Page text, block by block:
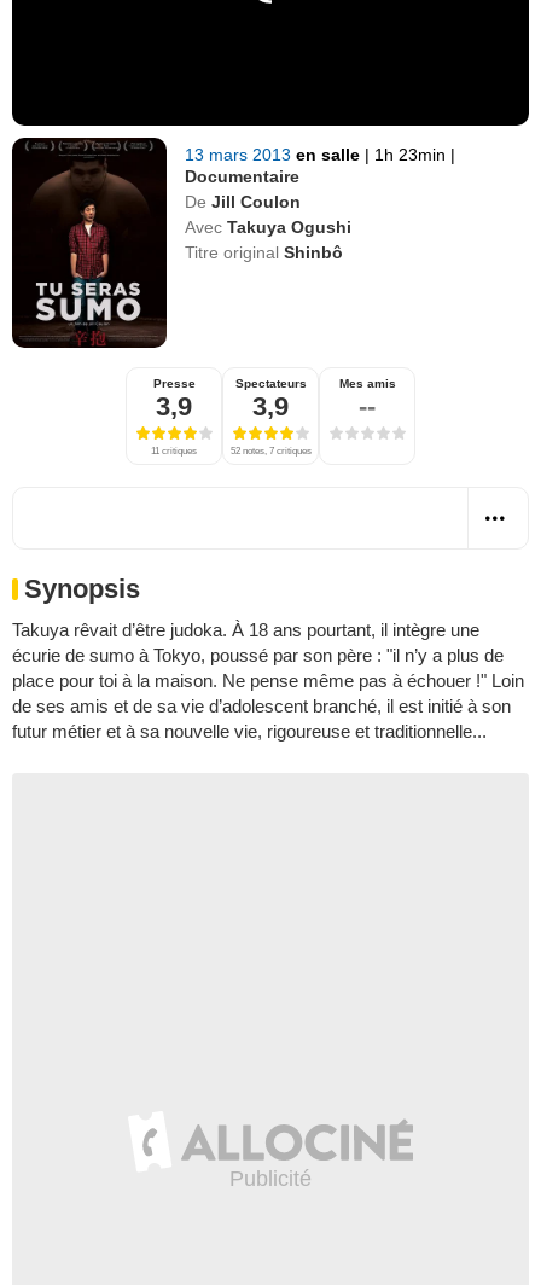
13 mars 2013en salle | 1h 23min |
Documentaire
De Jill Coulon
Avec Takuya Ogushi
Titre originalShinbô
Presse
3,9
11 critiques
Spectateurs
3,9
52 notes, 7 critiques
Mes amis
--
Synopsis
Takuya rêvait d’être judoka. À 18 ans pourtant, il intègre une
écurie de sumo à Tokyo, poussé par son père : "il n’y a plus de
place pour toi à la maison. Ne pense même pas à échouer !" Loin
de ses amis et de sa vie d’adolescent branché, il est initié à son
futur métier et à sa nouvelle vie, rigoureuse et traditionnelle...